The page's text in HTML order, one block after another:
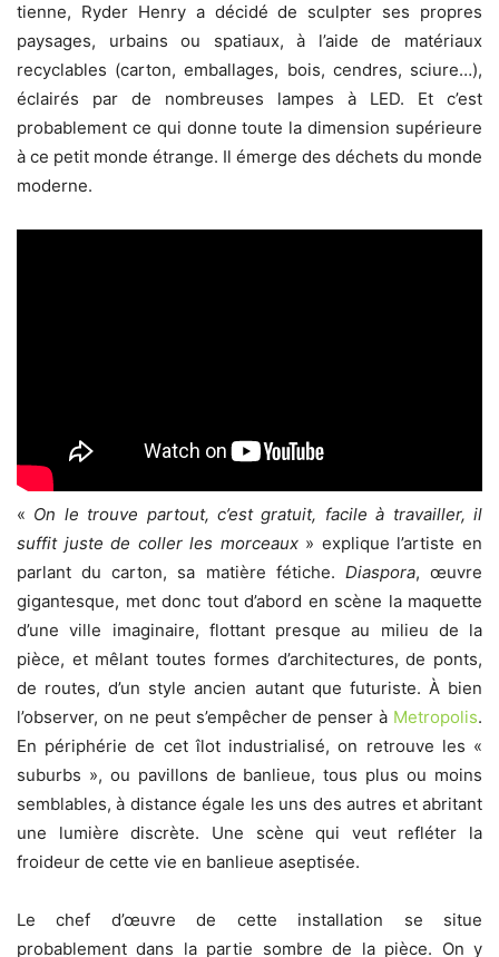
tienne, Ryder Henry a décidé de sculpter ses propres
paysages, urbains ou spatiaux, à l’aide de matériaux
recyclables (carton, emballages, bois, cendres, sciure…),
éclairés par de nombreuses lampes à LED. Et c’est
probablement ce qui donne toute la dimension supérieure
à ce petit monde étrange. Il émerge des déchets du monde
moderne.
« On le trouve partout, c’est gratuit, facile à travailler, il
suffit juste de coller les morceaux» explique l’artiste en
parlant du carton, sa matière fétiche. Diaspora, œuvre
gigantesque, met donc tout d’abord en scène la maquette
d’une ville imaginaire, flottant presque au milieu de la
pièce, et mêlant toutes formes d’architectures, de ponts,
de routes, d’un style ancien autant que futuriste. À bien
l’observer, on ne peut s’empêcher de penser à Metropolis.
En périphérie de cet îlot industrialisé, on retrouve les «
suburbs », ou pavillons de banlieue, tous plus ou moins
semblables, à distance égale les uns des autres et abritant
une lumière discrète. Une scène qui veut refléter la
froideur de cette vie en banlieue aseptisée.
Le chef d’œuvre de cette installation se situe
probablement dans la partie sombre de la pièce. On y